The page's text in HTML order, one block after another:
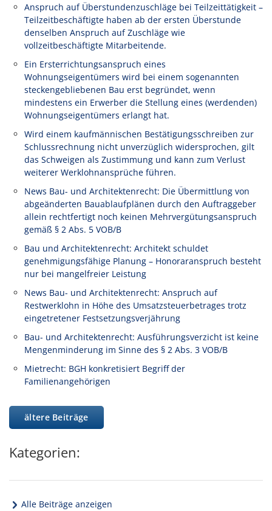
Anspruch auf Überstundenzuschläge bei Teilzeittätigkeit –
Teilzeitbeschäftigte haben ab der ersten Überstunde
denselben Anspruch auf Zuschläge wie
vollzeitbeschäftigte Mitarbeitende.
Ein Ersterrichtungsanspruch eines
Wohnungseigentümers wird bei einem sogenannten
steckengebliebenen Bau erst begründet, wenn
mindestens ein Erwerber die Stellung eines (werdenden)
Wohnungseigentümers erlangt hat.
Wird einem kaufmännischen Bestätigungsschreiben zur
Schlussrechnung nicht unverzüglich widersprochen, gilt
das Schweigen als Zustimmung und kann zum Verlust
weiterer Werklohnansprüche führen.
News Bau- und Architektenrecht: Die Übermittlung von
abgeänderten Bauablaufplänen durch den Auftraggeber
allein rechtfertigt noch keinen Mehrvergütungsanspruch
gemäß § 2 Abs. 5 VOB/B
Bau und Architektenrecht: Architekt schuldet
genehmigungsfähige Planung – Honoraranspruch besteht
nur bei mangelfreier Leistung
News Bau- und Architektenrecht: Anspruch auf
Restwerklohn in Höhe des Umsatzsteuerbetrages trotz
eingetretener Festsetzungsverjährung
Bau- und Architektenrecht: Ausführungsverzicht ist keine
Mengenminderung im Sinne des § 2 Abs. 3 VOB/B
Mietrecht: BGH konkretisiert Begriff der
Familienangehörigen
ältere Beiträge
Kategorien:
Alle Beiträge anzeigen